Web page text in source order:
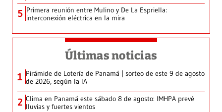
5 Primera reunión entre Mulino y De La Espriella:
interconexión eléctrica en la mira
Últimas noticias
1 Pirámide de Lotería de Panamá | sorteo de este 9 de agosto
de 2026, según la IA
2 Clima en Panamá este sábado 8 de agosto: IMHPA prevé
lluvias y fuertes vientos